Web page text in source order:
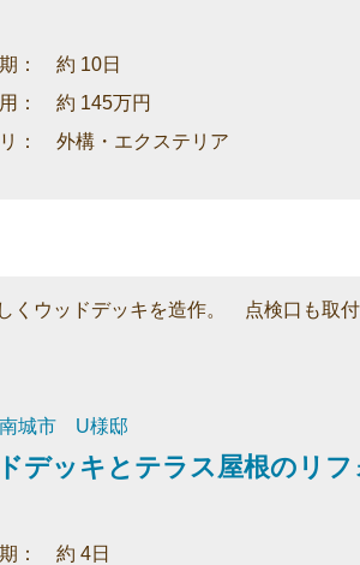
約 10日
： 約 145万円
： 外構・エクステリア
くウッドデッキを造作。 点検口も取
城市 U様邸
デッキとテラス屋根のリフ
約 4日